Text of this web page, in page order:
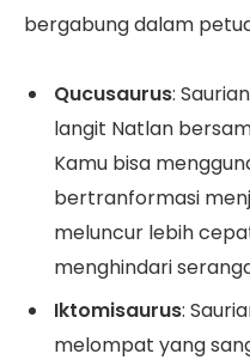
bergabung dalam
Qucusaurus:
langit Natlan
Kamu bisa
bertranformasi
meluncur lebih
menghindari
Iktomisaurus:
melompat yang